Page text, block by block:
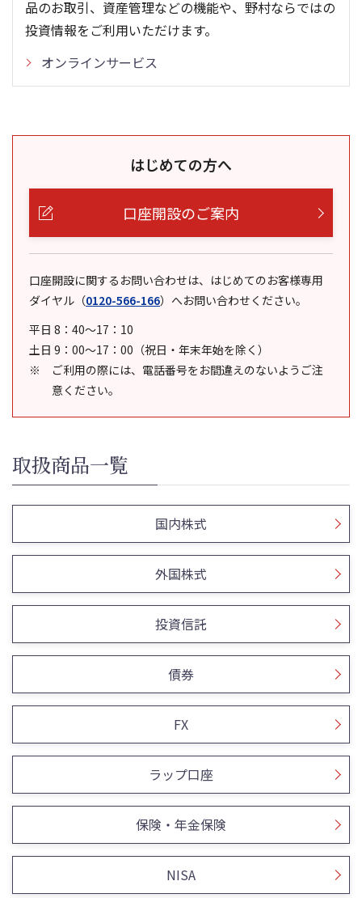
品のお取引、資産管理などの機能や、野村ならではの
投資情報をご利用いただけます。
オンラインサービス
はじめての方へ
口座開設のご案内
口座開設に関するお問い合わせは、はじめてのお客様専用
ダイヤル （0120-566-166） へお問い合わせください。
平日 8：40～17：10
土日 9：00～17：00（祝日・年末年始を除く）
ご利用の際には、電話番号をお間違えのないようご注
意ください。
取扱商品一覧
国内株式
外国株式
投資信託
債券
FX
ラップ口座
保険・年金保険
NISA